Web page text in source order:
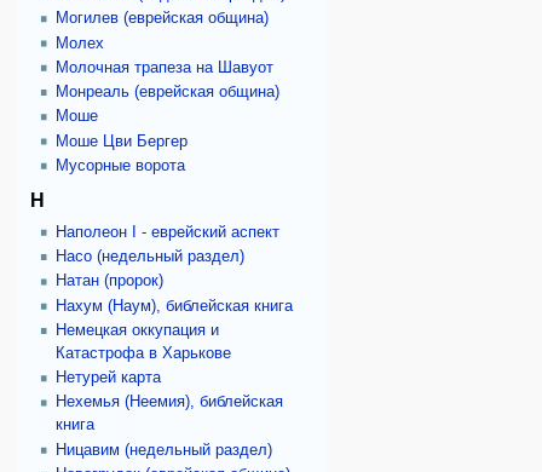
Могилев (еврейская община)
Молех
Молочная трапеза на Шавуот
Монреаль (еврейская община)
Моше
Моше Цви Бергер
Мусорные ворота
Н
Наполеон I - еврейский аспект
Насо (недельный раздел)
Натан (пророк)
Нахум (Наум), библейская книга
Немецкая оккупация и
Катастрофа в Харькове
Нетурей карта
Нехемья (Неемия), библейская
книга
Ницавим (недельный раздел)